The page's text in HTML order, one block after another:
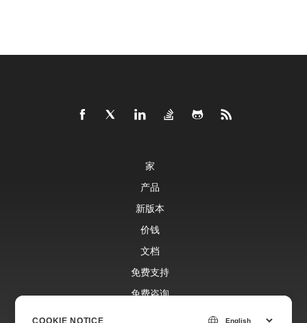
家
产品
新版本
价钱
文档
免费支持
免费咨询
COOKIE NOTICE